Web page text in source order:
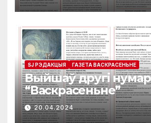
SJ РЭДАКЦЫЯ ГАЗЕТА ВАСКРАСЕНЬНЕ
Выйшаў другі
“Васкрасеньне”
20.04.2024